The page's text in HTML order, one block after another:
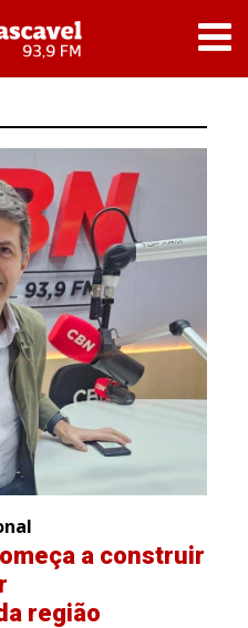
a construir
região